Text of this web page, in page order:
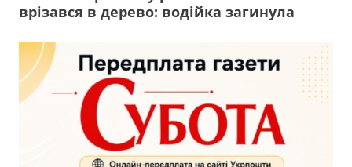
врізався в дерево: водійка загинула